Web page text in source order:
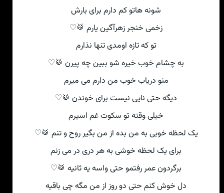
شونه هاتو کم دارم برای بارش
زخمی خنجر زهرآگین یارم 🥁♡
تو که تازه اومدی تنها نذارم
به چشام خوب خیره شو ببین چه پیرن 🥁♡
منو دریاب خوب من دارم می میرم
دیگه حتی نایی نیست برای خوندن 🥁♡
خیلی وقته تو سکوت غم اسیرم
یک لحظه خوبی به من بده از من بگیر روح و تنم 🥁♡
برای یک لحظه خوشی به هر دری در می زنم
برگردون عمر رفتمو حتی واسه یه ثانیه 🥁♡
دل خوش کنم حتی دو روز از من مگه چی باقیه